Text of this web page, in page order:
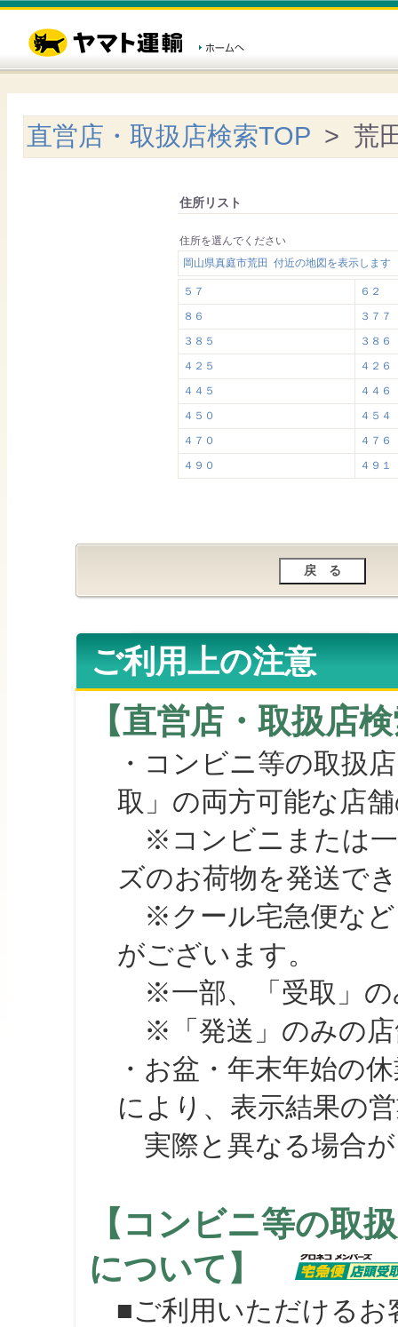
直営店・取扱店検索TOP > 荒
住所リスト
住所を選んでください
岡山県真庭市荒田 付近の地図を表示します
５７
６２
８６
３７７
３８５
３８６
４２５
４２６
４４５
４４６
４５０
４５４
４７０
４７６
４９０
４９１
ご利用上の注意
【直営店・取扱店
・コンビニ等の取扱
取」の両方可能な店
※コンビニまたは一
ズのお荷物を発送で
※クール宅急便など
がございます。
※一部、「受取」の
※「発送」のみの店
・お盆・年末年始の
により、表示結果の
実際と異なる場合が
【コンビニ等の取
について】
■ご利用いただけるお